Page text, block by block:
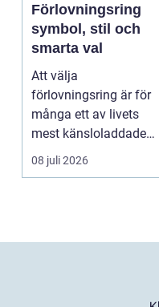
Förlovningsring
symbol, stil och
smarta val
Att välja
förlovningsring är för
många ett av livets
mest känsloladdade
beslut. Ringen ska
spegla kä...
08 juli 2026